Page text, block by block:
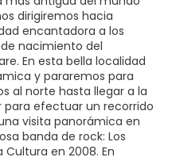
dirigiremos hacia
encantadora a los
nacimiento del
En esta bella localidad
y pararemos para
al norte hasta llegar a la
efectuar un recorrido
visita panorámica en
banda de rock: Los
Cultura en 2008. En